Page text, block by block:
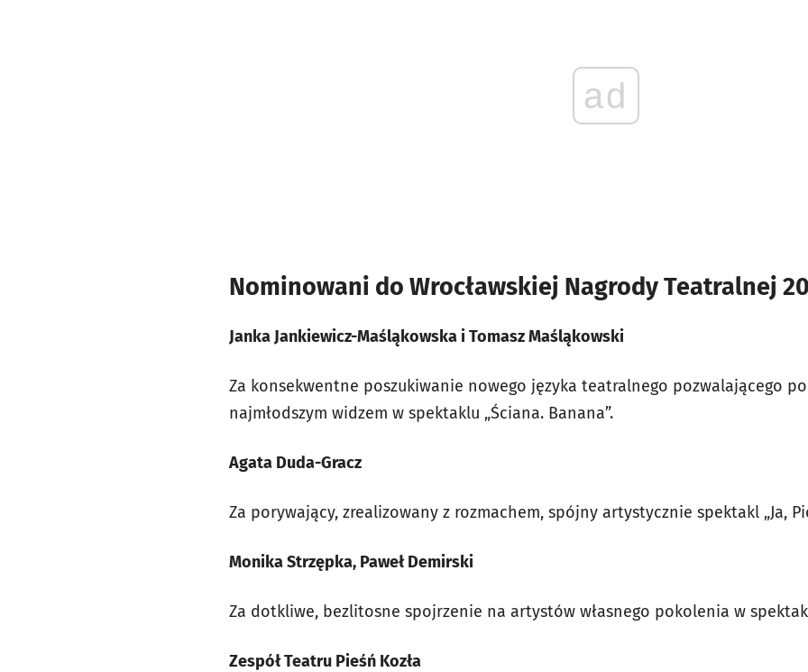
ad
Nominowani do Wrocławskiej Nagrody Teatralnej
Janka Jankiewicz-Maśląkowska i Tomasz Maśląkowski
Za konsekwentne poszukiwanie nowego języka teatralnego pozwalającego
najmłodszym widzem w spektaklu „Ściana. Banana”.
Agata Duda-Gracz
Za porywający, zrealizowany z rozmachem, spójny artystycznie spektakl „Ja,
Monika Strzępka, Paweł Demirski
Za dotkliwe, bezlitosne spojrzenie na artystów własnego pokolenia w
Zespół Teatru Pieśń Kozła